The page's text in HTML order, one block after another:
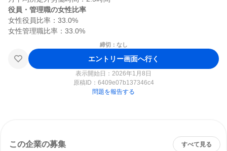
役員・管理職の女性比率
女性役員比率：33.0%
締切：なし
エントリー画面へ行く
表示開始日：2026年1月8日
原稿ID： 6409e07b137346c4
問題を報告する
この企業の募集 すべて見る